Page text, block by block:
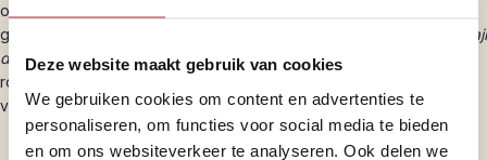
Deze website maakt gebruik van cookies
We gebruiken cookies om content en advertenties te
personaliseren, om functies voor social media te bieden
en om ons websiteverkeer te analyseren. Ook delen we
onder andere Spanje, Azië en de indianen. Een van de bekendste
gerechten is
aji
de gallina –een kipstoofpot – enlomo saltado– een
roerbakgerecht van rund, tomaten, ui en pepers – zijn niet te
versmaden.